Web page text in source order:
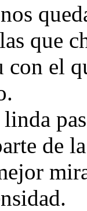
que
con el
linda
de